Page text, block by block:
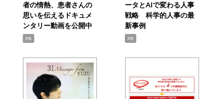
者の情熱、患者さんの
思いを伝えるドキュメ
ンタリー動画を公開中
PR
ータとAIで変わる人事
戦略 科学的人事の最
新事例
PR